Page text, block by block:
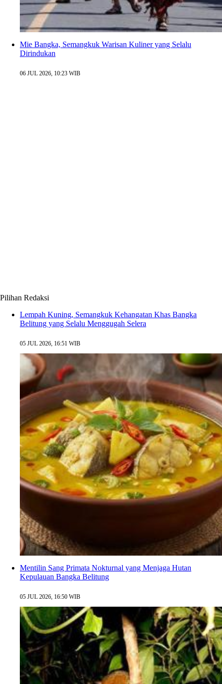
Mie Bangka, Semangkuk Warisan Kuliner yang Selalu
Dirindukan
06 JUL 2026, 10:23 WIB
Pilihan Redaksi
Lempah Kuning, Semangkuk Kehangatan Khas Bangka
Belitung yang Selalu Menggugah Selera
05 JUL 2026, 16:51 WIB
Mentilin Sang Primata Nokturnal yang Menjaga Hutan
Kepulauan Bangka Belitung
05 JUL 2026, 16:50 WIB